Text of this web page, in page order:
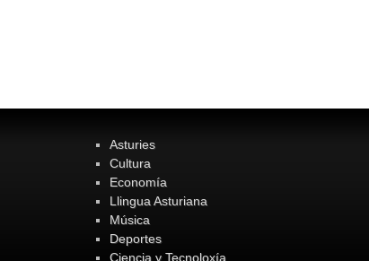
Asturies
Cultura
Economía
Llingua Asturiana
Música
Deportes
Ciencia y Tecnoloxía